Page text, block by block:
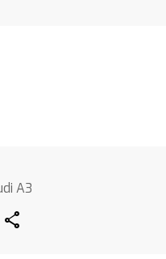
A3
Share